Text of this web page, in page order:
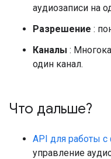
аудиозаписи на
Разрешение :
Каналы :
один канал.
Что дальше?
API для работы
управление